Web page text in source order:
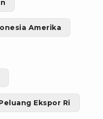
Amerika
Ekspor Ri